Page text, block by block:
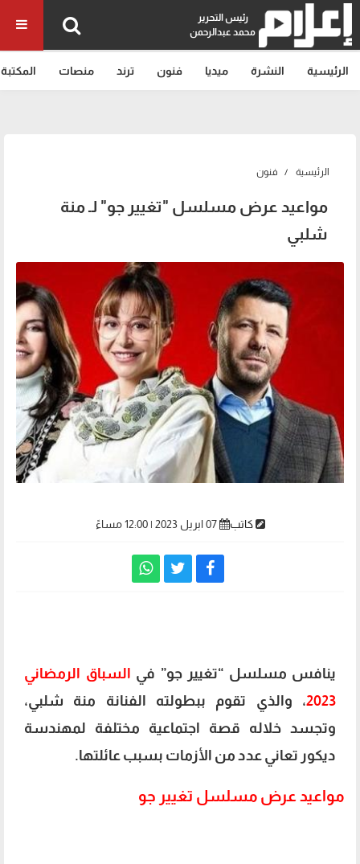
رئيس التحرير
محمد عبدالرحمن
الرئيسية النشرة ميديا فنون ترند منصات المكتبة
الرئيسية فنون
مواعيد عرض مسلسل "تغيير جو" لـ منة
شلبي
كاتب 07 ابريل 2023 | 12:00 مساءً
ينافس مسلسل “تغيير جو” في السباق الرمضاني
2023، والذي تقوم ببطولته الفنانة منة شلبي،
وتجسد خلاله قصة اجتماعية مختلفة لمهندسة
ديكور تعاني عدد من الأزمات بسبب عائلتها.
مواعيد عرض مسلسل تغيير جو